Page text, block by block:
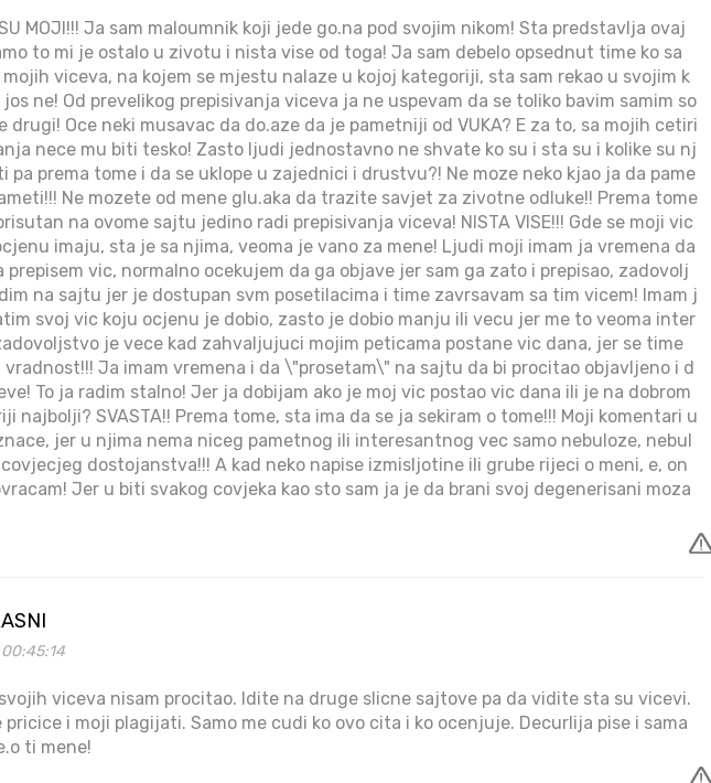
MOJI!!! Ja sam maloumnik koji jede go.na pod svojim nikom! Sta predstavlja ovaj
to mi je ostalo u zivotu i nista vise od toga! Ja sam debelo opsednut time ko sa
viceva, na kojem se mjestu nalaze u kojoj kategoriji, sta sam rekao u svojim k
ne! Od prevelikog prepisivanja viceva ja ne uspevam da se toliko bavim samim so
drugi! Oce neki musavac da do.aze da je pametniji od VUKA? E za to, sa mojih cetiri
nece mu biti tesko! Zasto ljudi jednostavno ne shvate ko su i sta su i kolike su nj
pa prema tome i da se uklope u zajednici i drustvu?! Ne moze neko kjao ja da pame
Ne mozete od mene glu.aka da trazite savjet za zivotne odluke!! Prema tome
na ovome sajtu jedino radi prepisivanja viceva! NISTA VISE!!! Gde se moji vic
imaju, sta je sa njima, veoma je vano za mene! Ljudi moji imam ja vremena da
prepisem vic, normalno ocekujem da ga objave jer sam ga zato i prepisao, zadovolj
na sajtu jer je dostupan svm posetilacima i time zavrsavam sa tim vicem! Imam j
svoj vic koju ocjenu je dobio, zasto je dobio manju ili vecu jer me to veoma inter
je vece kad zahvaljujuci mojim peticama postane vic dana, jer se time
vradnost!!! Ja imam vremena i da \"prosetam\" na sajtu da bi procitao objavljeno i d
To ja radim stalno! Jer ja dobijam ako je moj vic postao vic dana ili je na dobrom
najbolji? SVASTA!! Prema tome, sta ima da se ja sekiram o tome!!! Moji komentari u
jer u njima nema niceg pametnog ili interesantnog vec samo nebuloze, nebul
dostojanstva!!! A kad neko napise izmisljotine ili grube rijeci o meni, e, on
Jer u biti svakog covjeka kao sto sam ja je da brani svoj degenerisani moza
viceva nisam procitao. Idite na druge slicne sajtove pa da vidite sta su vicevi.
pricice i moji plagijati. Samo me cudi ko ovo cita i ko ocenjuje. Decurlija pise i sama
ti mene!